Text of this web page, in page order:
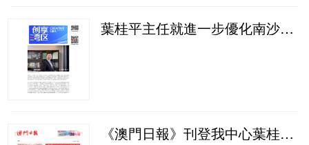
葉桂平主任就進一步優化南沙區港澳人才互聯互通與人才政策環境接受《南方都市報》專訪
《澳門日報》刊登我中心葉桂平主任的文章：《保持居安思危意識 築牢愛國愛澳政治社會基礎》